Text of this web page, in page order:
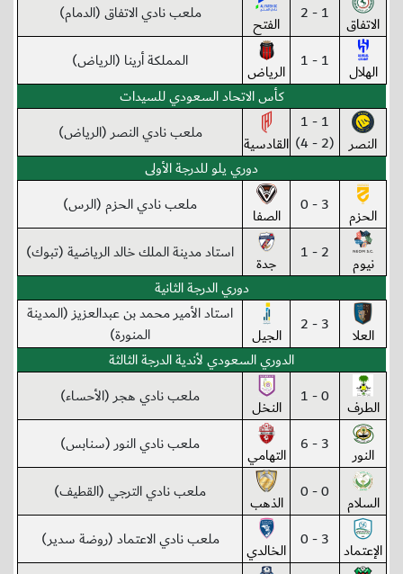
الاتفاق 1 - 2 الفتح ملعب نادي الاتفاق (الدمام)
الهلال 1 - 1 الرياض
المملكة أرينا (الرياض)
كأس الاتحاد السعودي للسيدات
النصر
1 - 1
(2 - 4)
القادسية
ملعب نادي النصر (الرياض)
دوري يلو للدرجة الأولى
الحزم 3 - 0 الصفا ملعب نادي الحزم (الرس)
نيوم 2 - 1 جدة
استاد مدينة الملك خالد الرياضية (تبوك)
دوري الدرجة الثانية
العلا 3 - 2 الجيل
استاد الأمير محمد بن عبدالعزيز (المدينة
المنورة)
الدوري السعودي لأندية الدرجة الثالثة
الطرف 0 - 1 النخل ملعب نادي هجر (الأحساء)
النور 3 - 6 التهامي ملعب نادي النور (سنابس)
السلام 0 - 0 الذهب ملعب نادي الترجي (القطيف)
الإعتماد 3 - 0 الخالدي ملعب نادي الاعتماد (روضة سدير)